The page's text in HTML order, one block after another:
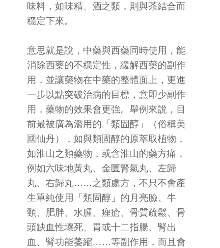
味料，如味精、酒之類，則與茶結合而
穩定下來。
意思就是說，中藥與西藥同時使用，能
消除西藥的不穩定性，緩解西藥的副作
用，並讓藥物在中藥的整體面上，更進
一步以點突破治病的目標，意即少副作
用，藥物的效果會更強。舉例來說，目
前最被廣為濫用的「類固醇」（俗稱美
國仙丹），如與類固醇的原萃取植物，
如淮山之類藥物，或含淮山的藥方痛，
例如六味地黃丸、金匱腎氣丸、左歸
丸、右歸丸……之類處方，不只不會產
生單純使用「類固醇」的月亮臉、牛
頸、肥胖、水腫、痤瘡、骨質疏鬆、骨
頭缺血性壞死、胃或十二指腸、腎出
血、腎功能萎縮……等副作用，而且會